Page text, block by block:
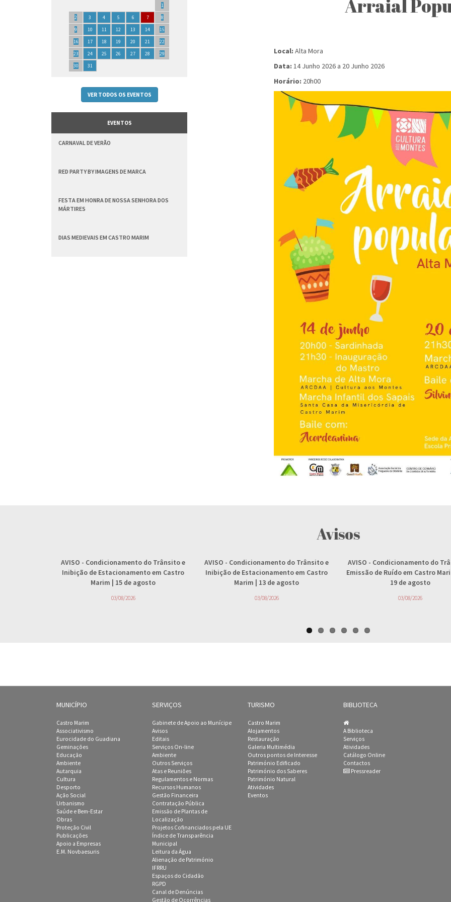
1
2
3 4 5 6 7
8
9
10 11 12 13 14
15
16
17 18 19 20 21
22
23
24 25 26 27 28
29
30
31
VER TODOS OS EVENTOS
EVENTOS
CARNAVAL DE VERÃO
RED PARTY BY IMAGENS DE MARCA
FESTA EM HONRA DE NOSSA SENHORA DOS
MÁRTIRES
DIAS MEDIEVAIS EM CASTRO MARIM
Arraial
Local: Alta Mora
Data: 14 Junho 2026a 20 Junho 2026
Horário: 20h00
Avisos
AVISO - Condicionamento do Trânsito e
Inibição de Estacionamento em Castro
Marim | 15 de agosto
03/08/2026
AVISO - Condicionamento do Trânsito e
Inibição de Estacionamento em Castro
Marim | 13 de agosto
03/08/2026
AVISO - Condicionamento do
Emissão de Ruído em Castro
19 de agosto
03/08/2026
MUNICÍPIO
Castro Marim
Associativismo
Eurocidade do Guadiana
Geminações
Educação
Ambiente
Autarquia
Cultura
Desporto
Ação Social
Urbanismo
Saúde e Bem-Estar
Obras
Proteção Civil
Publicações
Apoio a Empresas
E.M. Novbaesuris
SERVIÇOS
Gabinete de Apoio ao Munícipe
Avisos
Editais
Serviços On-line
Ambiente
Outros Serviços
Atas e Reuniões
Regulamentos e Normas
Recursos Humanos
Gestão Financeira
Contratação Pública
Emissão de Plantas de
Localização
Projetos Cofinanciados pela UE
Índice de Transparência
Municipal
Leitura da Água
Alienação de Património
IFRRU
Espaços do Cidadão
RGPD
Canal de Denúncias
Gestão de Ocorrências
TURISMO
Castro Marim
Alojamentos
Restauração
Galeria Multimédia
Outros pontos de Interesse
Património Edificado
Património dos Saberes
Património Natural
Atividades
Eventos
BIBLIOTECA
A Biblioteca
Serviços
Atividades
Catálogo Online
Contactos
Pressreader